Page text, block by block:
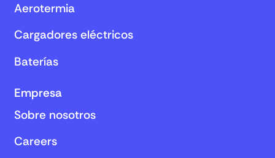
Aerotermia
Cargadores eléctricos
Baterías
Empresa
Sobre nosotros
Careers